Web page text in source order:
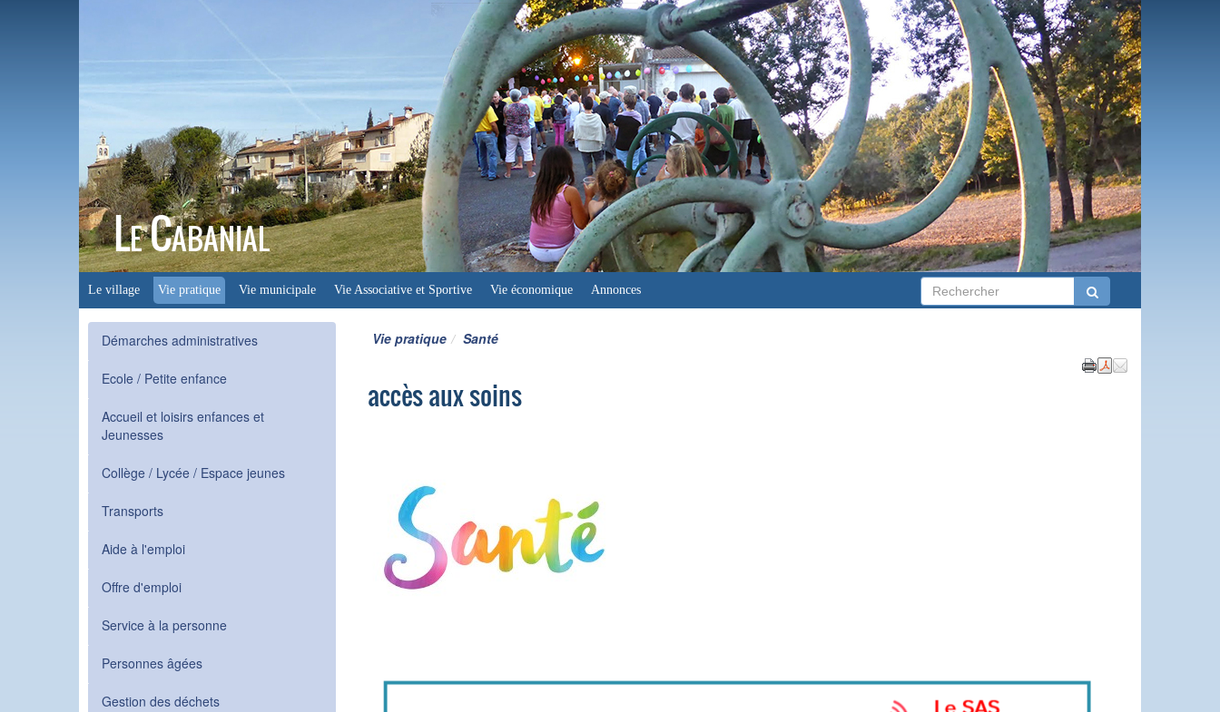
Le Cabanial
Le village Vie pratique Vie municipale Vie Associative et Sportive Vie économique Annonces
Vie pratique Santé
accès aux soins
Démarches administratives
Ecole / Petite enfance
Accueil et loisirs enfances et
Jeunesses
Collège / Lycée / Espace jeunes
Transports
Aide à l'emploi
Offre d'emploi
Service à la personne
Personnes âgées
Gestion des déchets